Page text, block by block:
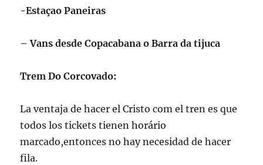
-Estaçao Paneiras
– Vans desde Copacabana o Barra da tijuca
Trem Do Corcovado:
La ventaja de hacer el Cristo com el tren es que
todos los tickets tienen horário
marcado,entonces no hay necesidad de hacer
fila.